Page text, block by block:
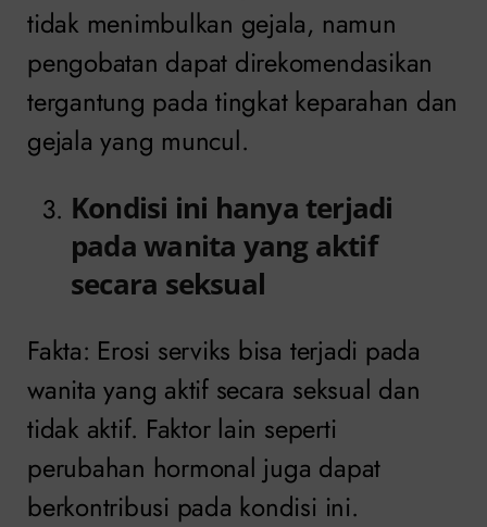
tidak menimbulkan gejala, namun
pengobatan dapat direkomendasikan
tergantung pada tingkat keparahan dan
gejala yang muncul.
Kondisi ini hanya terjadi
pada wanita yang aktif
secara seksual
Fakta: Erosi serviks bisa terjadi pada
wanita yang aktif secara seksual dan
tidak aktif. Faktor lain seperti
perubahan hormonal juga dapat
berkontribusi pada kondisi ini.